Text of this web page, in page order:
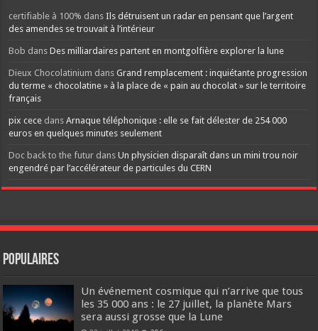
certifiable à 100% dansIls détruisent un radar en pensant que l’argent
des amendes se trouvait à l’intérieur
Bob dansDes milliardaires partent en montgolfière explorer la lune
Dieux Chocolatinium dansGrand remplacement : inquiétante progression
du terme « chocolatine » à la place de « pain au chocolat » sur le territoire
français
pix cece dansArnaque téléphonique : elle se fait délester de 254 000
euros en quelques minutes seulement
Doc back to the futur dansUn physicien disparaît dans un mini trou noir
engendré par l’accélérateur de particules du CERN
Populaires
Un événement cosmique qui n’arrive que tous
les 35 000 ans : le 27 juillet, la planète Mars
sera aussi grosse que la Lune